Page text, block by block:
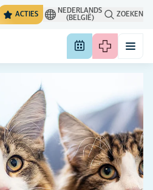
ACTIES
NEDERLANDS
(BELGIË)
ZOEKEN